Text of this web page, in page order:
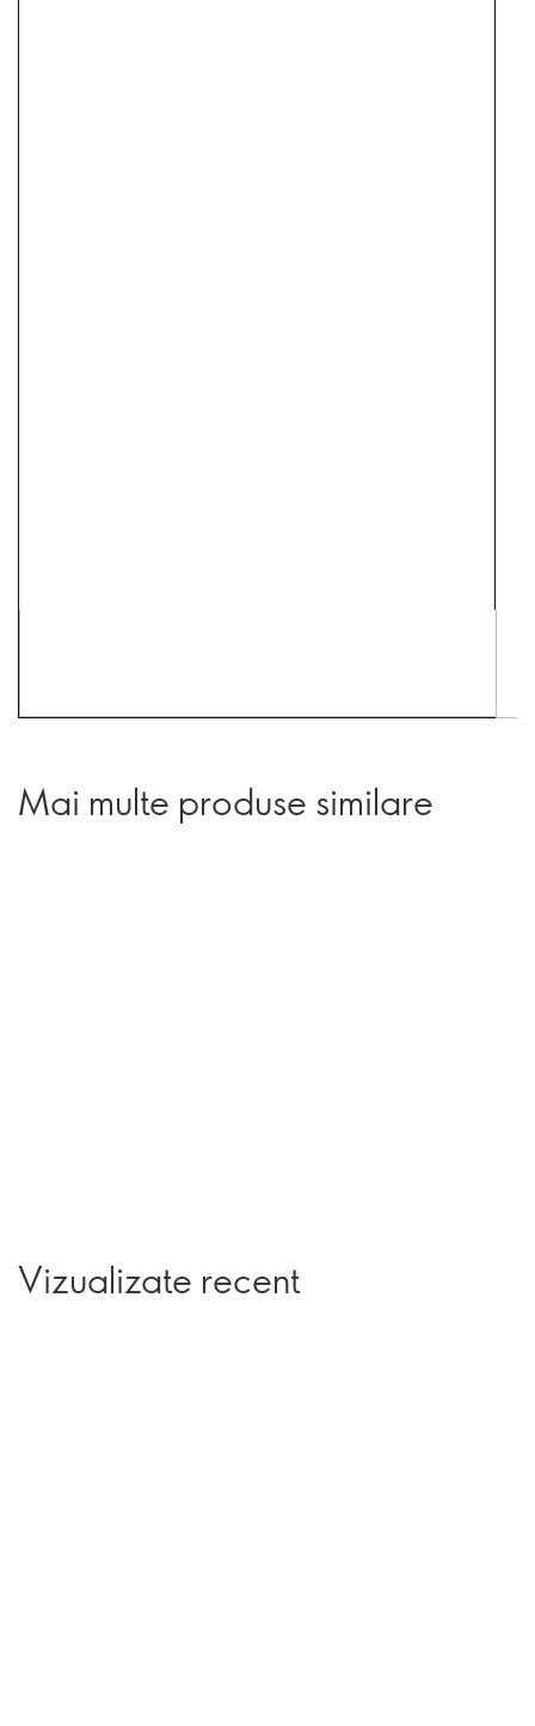
Mai multe produse similare
Vizualizate recent